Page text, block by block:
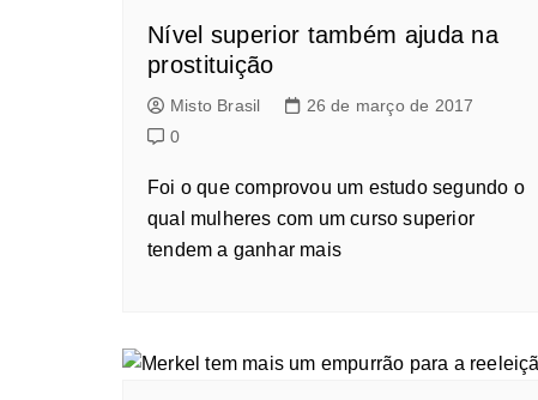
Nível superior também ajuda na
prostituição
Misto Brasil
26 de março de 2017
0
Foi o que comprovou um estudo segundo o
qual mulheres com um curso superior
tendem a ganhar mais